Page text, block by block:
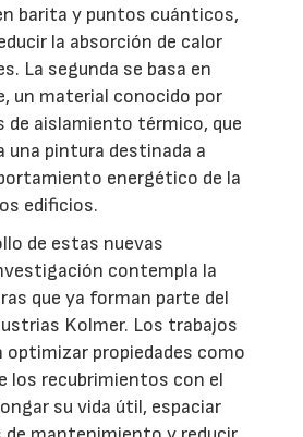
barita y puntos cuánticos,
la absorción de calor
La segunda se basa en
un material conocido por
de aislamiento térmico, que
una pintura destinada a
energético de la
edificios.
de estas nuevas
contempla la
que ya forman parte del
Kolmer. Los trabajos
optimizar propiedades como
los recubrimientos con el
su vida útil, espaciar